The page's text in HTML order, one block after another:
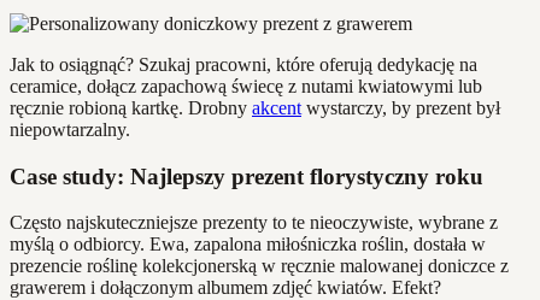
Jak to osiągnąć? Szukaj pracowni, które oferują dedykację na
ceramice, dołącz zapachową świecę z nutami kwiatowymi lub
ręcznie robioną kartkę. Drobny akcent wystarczy, by prezent był
niepowtarzalny.
Case study: Najlepszy prezent florystyczny roku
Często najskuteczniejsze prezenty to te nieoczywiste, wybrane z
myślą o odbiorcy. Ewa, zapalona miłośniczka roślin, dostała w
prezencie roślinę kolekcjonerską w ręcznie malowanej doniczce z
grawerem i dołączonym albumem zdjęć kwiatów. Efekt?